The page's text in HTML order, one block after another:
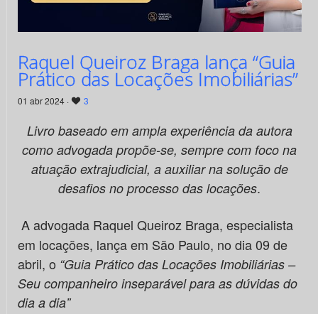
Raquel Queiroz Braga lança “Guia
Prático das Locações Imobiliárias”
01 abr 2024 · 3
Livro baseado em ampla experiência da autora
como advogada propõe-se, sempre com foco na
atuação extrajudicial, a auxiliar na solução de
desafios no processo das locações.
A advogada Raquel Queiroz Braga, especialista
em locações, lança em São Paulo, no dia 09 de
abril, o “Guia Prático das Locações Imobiliárias –
Seu companheiro inseparável para as dúvidas do
dia a dia”